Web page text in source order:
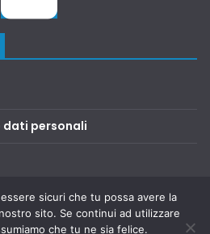
personali
sicuri che tu possa avere la
sito. Se continui ad utilizzare
che tu ne sia felice.